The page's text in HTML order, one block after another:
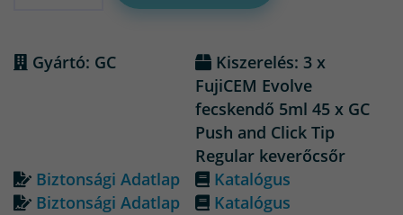
Gyártó: GC
Kiszerelés: 3 x
FujiCEM Evolve
fecskendő 5ml 45 x GC
Push and Click Tip
Regular keverőcsőr
Biztonsági Adatlap
Katalógus
Biztonsági Adatlap
Katalógus